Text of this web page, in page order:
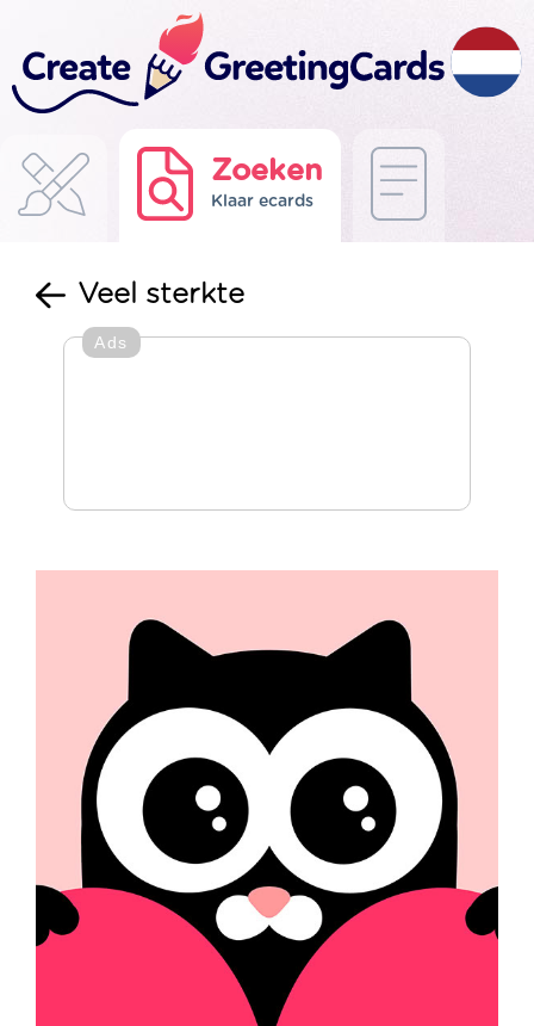
Zoeken
Klaar ecards
Veel sterkte
Ads